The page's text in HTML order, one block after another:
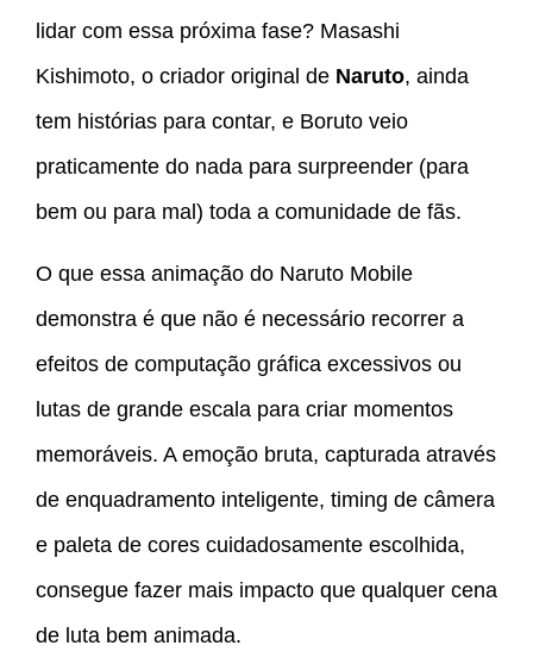
lidar com essa próxima fase? Masashi
Kishimoto, o criador original de Naruto, ainda
tem histórias para contar, e Boruto veio
praticamente do nada para surpreender (para
bem ou para mal) toda a comunidade de fãs.
O que essa animação do Naruto Mobile
demonstra é que não é necessário recorrer a
efeitos de computação gráfica excessivos ou
lutas de grande escala para criar momentos
memoráveis. A emoção bruta, capturada através
de enquadramento inteligente, timing de câmera
e paleta de cores cuidadosamente escolhida,
consegue fazer mais impacto que qualquer cena
de luta bem animada.